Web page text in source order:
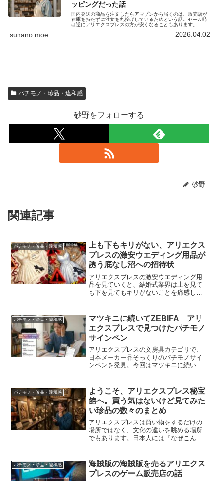
ッピングだった話
国内発送の商品を注文したらアマゾンから届くのは、販売店が
在庫を持たずに注文を丸投げしているためという話。セール時
は逆にアリエクスプレスの方が安くなることもあります。
sunano.moe 2026.04.02
パチモノ・珍品・違和感
砂野をフォローする
砂野
関連記事
パチモノ・珍品・違和感
上も下もキリがない、アリエクス
プレスの激安ウエディング用品が
誘う底なし沼への招待状
アリエクスプレスの激安ウエディング用
品を見ていくと、結婚式業界は上を見て
も下を見てもキリがないことを痛感しま
質不安は底なし沼級です。
パチモノ・珍品・違和感
マツキニに続いてZEBIFA アリ
エクスプレスで見つけたパチモノ
サインペン
アリエクスプレスの文房具カテゴリで、
日本メーカー品そっくりのパチモノサイ
ンペンを発見。今回はマツキニに続いて
パチモノ・珍品・違和感
ようこそ、アリエクスプレス秘宝
館へ。買う気はないけど見てみた
い珍品の数々のまとめ
アリエクスプレスは買い物をするだけの
場所ではなく、文化の違いを眺める場所
でもあります。日本人には『なぜこんな
テゴリー別にまとめたページです。
パチモノ・珍品・違和感
海賊版の海賊版を売るアリエクス
プレスのゲーム販売店の話